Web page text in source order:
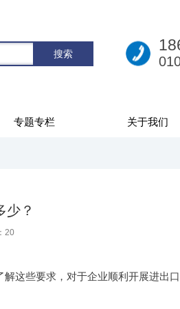
专题专栏 关于我们
少？
20
这些要求，对于企业顺利开展进出